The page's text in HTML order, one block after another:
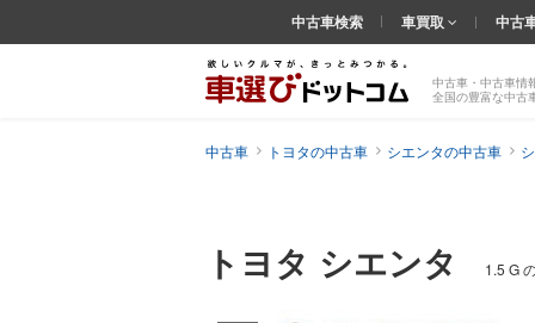
中古車・中古車情
全国の豊富な中古
中古車検索 車買取 中古
中古車 トヨタの中古車 シエンタの中古車
トヨタ シエンタ 1.5 G